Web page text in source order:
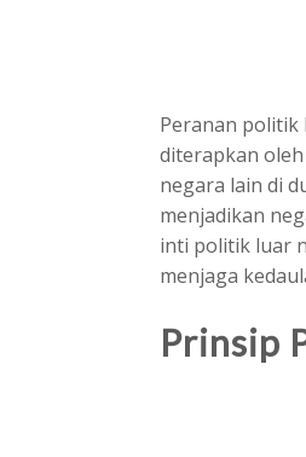
Peranan politik
diterapkan
negara lain di
menjadikan
inti politik luar
menjaga
Prinsip